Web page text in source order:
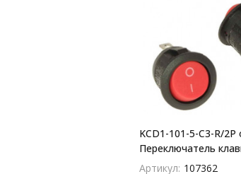
KCD1-101-5-C3-R/
Переключатель
(рокерный) круглый
Артикул: 107362